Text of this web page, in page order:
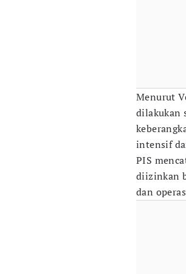
Menurut
dilakukan
intensif
PIS
diizinkan
dan